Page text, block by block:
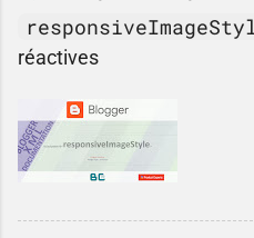
dans
réactives